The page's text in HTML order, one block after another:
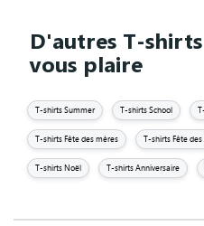
D'autres T-
vous plaire
T-shirts Summer T-shirts School
T-shirts Fête des mères T-shirts Fête des
T-shirts Noël T-shirts Anniversaire